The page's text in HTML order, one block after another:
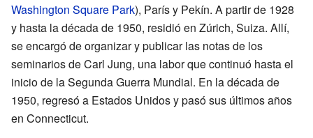
Washington Square Park), París y Pekín. A partir de 1928
y hasta la década de 1950, residió en Zúrich, Suiza. Allí,
se encargó de organizar y publicar las notas de los
seminarios de Carl Jung, una labor que continuó hasta el
inicio de la Segunda Guerra Mundial. En la década de
1950, regresó a Estados Unidos y pasó sus últimos años
en Connecticut.